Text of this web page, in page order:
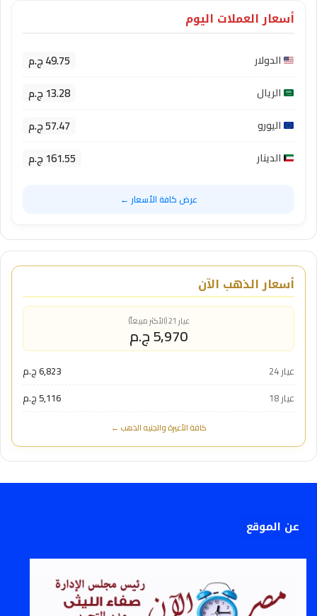
أسعار العملات اليوم
الدولار 49.75 ج.م
الريال 13.28 ج.م
اليورو 57.47 ج.م
الدينار 161.55 ج.م
عرض كافة الأسعار ←
أسعار الذهب الآن
عيار 21 (الأكثر مبيعاً)
5,970 ج.م
عيار 24
6,823 ج.م
عيار 18
5,116 ج.م
كافة الأعيرة والجنيه الذهب ←
عن الموقع